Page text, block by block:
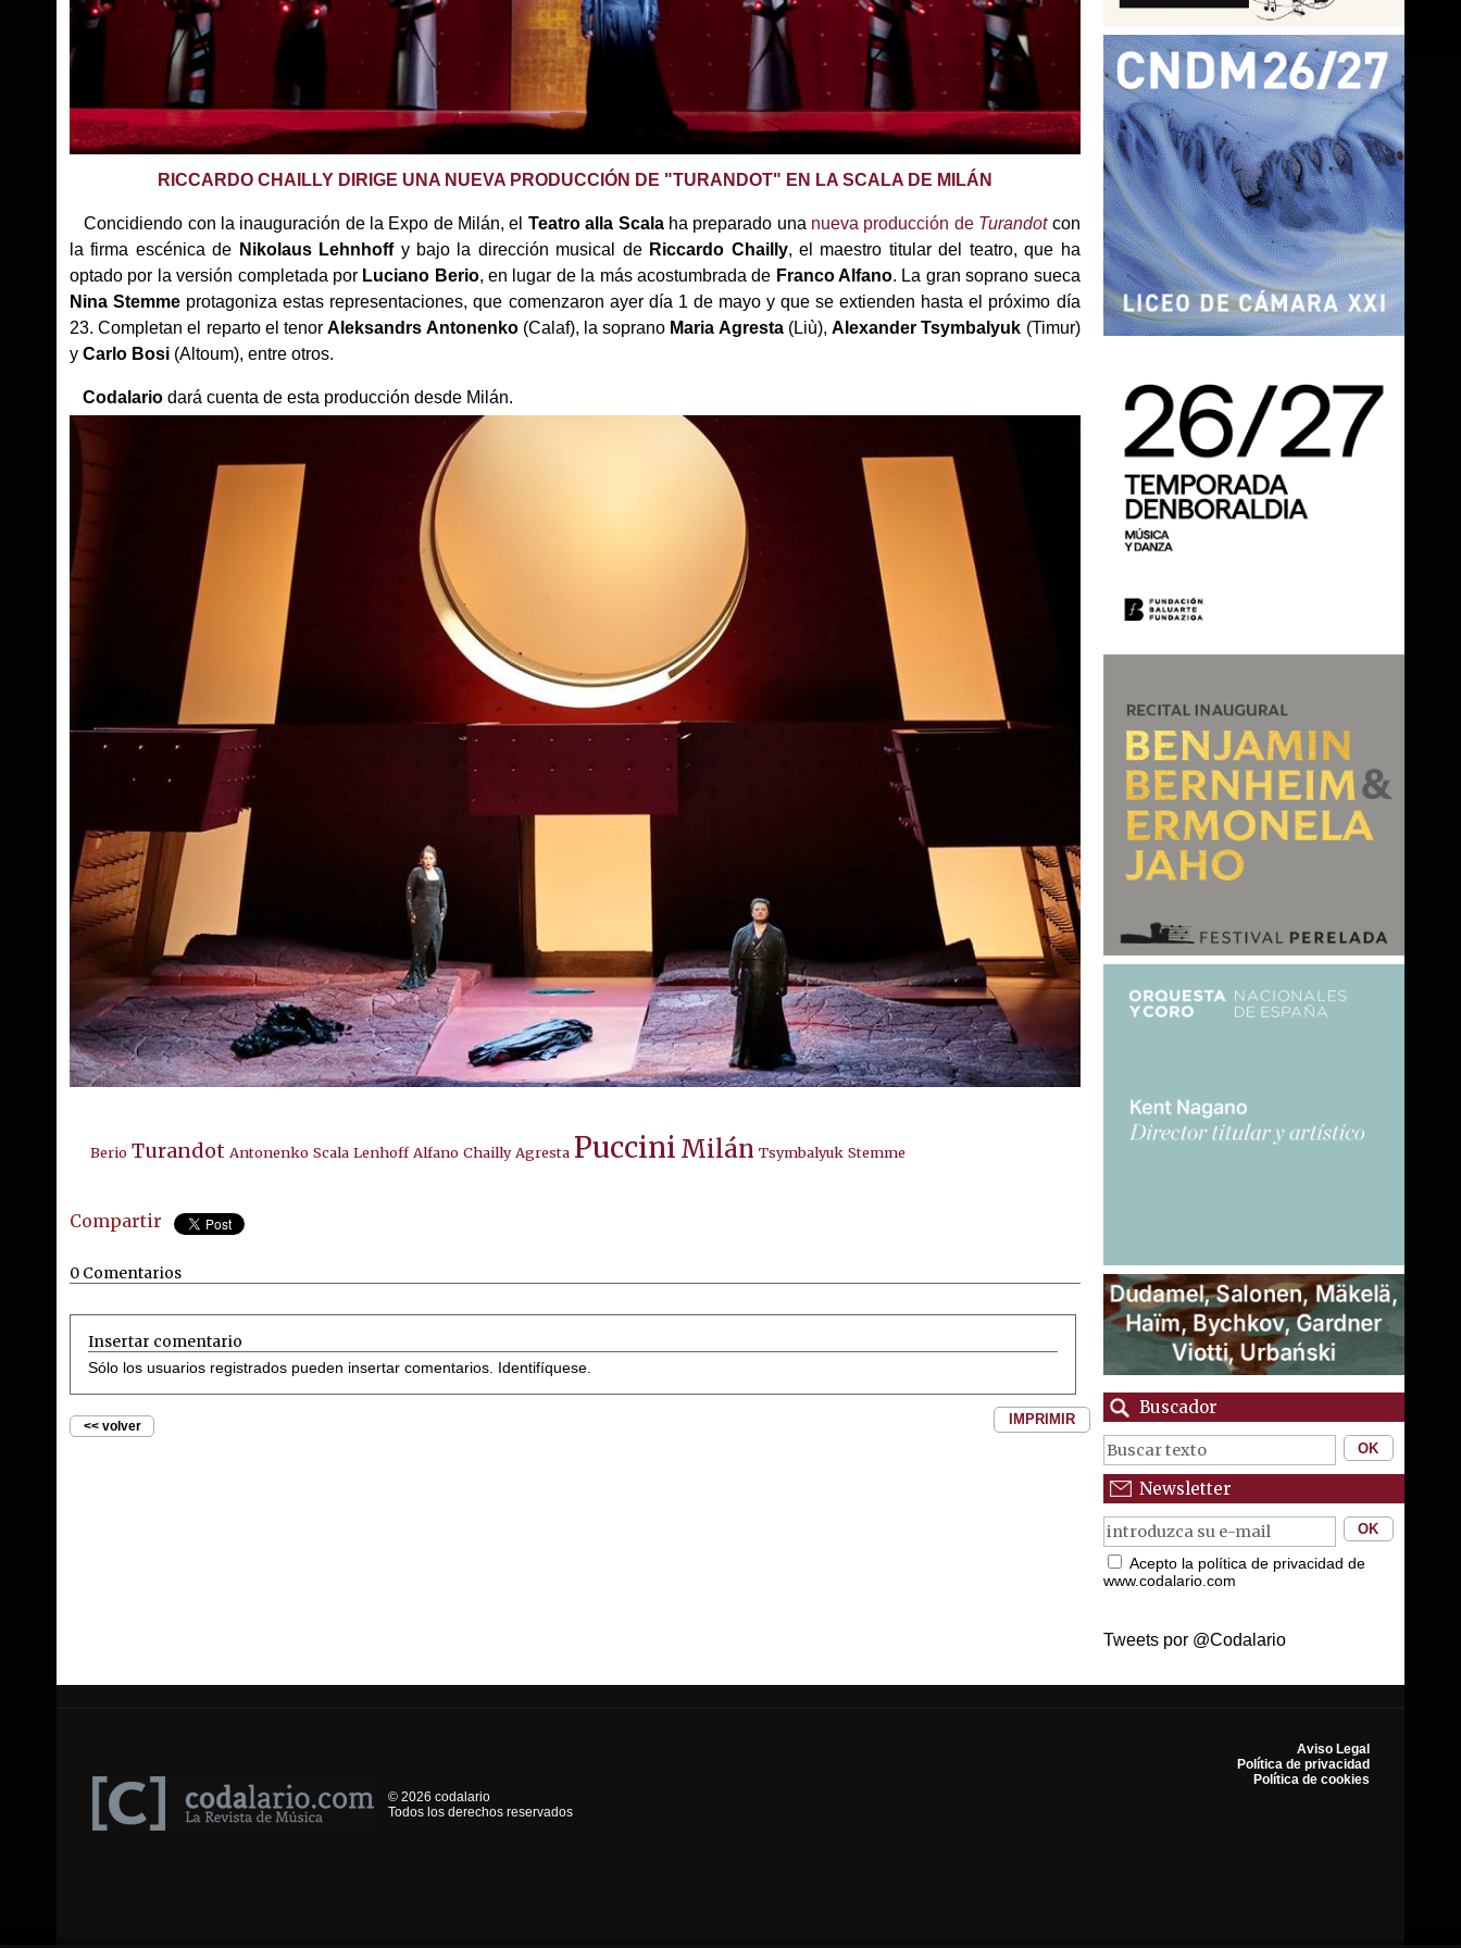
RICCARDO CHAILLY DIRIGE UNA NUEVA PRODUCCIÓN DE "TURANDOT" EN LA SCALA DE MILÁN
Concidiendo con la inauguración de la Expo de Milán, el Teatro alla Scalaha preparado una nueva producción de Turandotcon
la firma escénica de Nikolaus Lehnhoffy bajo la dirección musical de Riccardo Chailly, el maestro titular del teatro, que ha
optado por la versión completada por Luciano Berio, en lugar de la más acostumbrada de Franco Alfano. La gran soprano sueca
Nina Stemme protagoniza estas representaciones, que comenzaron ayer día 1 de mayo y que se extienden hasta el próximo día
23. Completan el reparto el tenorAleksandrs Antonenko(Calaf), la soprano Maria Agresta(Liù),Alexander Tsymbalyuk (Timur)
yCarlo Bosi (Altoum), entre otros.
Codalario dará cuenta de esta producción desde Milán.
Berio Turandot Antonenko Scala Lenhoff Alfano Chailly Agresta Puccini Milán Tsymbalyuk Stemme
Compartir
0 Comentarios
Insertar comentario
Sólo los usuarios registrados pueden insertar comentarios. Identifíquese.
<< volver IMPRIMIR
Buscador
Newsletter
Acepto la política de privacidad de
www.codalario.com
Tweets por @Codalario
© 2026 codalario
Todos los derechos reservados
Aviso Legal
Política de privacidad
Política de cookies